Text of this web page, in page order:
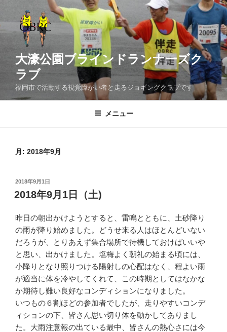
テ
ッ
大濠公園ブラインドランナーズク
ラブ
福岡市で活動する視覚障がい者と走るジョギングクラブです
メニュー
月: 2018年9月
投
稿
日:
2018年9月1日
2018年9月1日（土)
昨日の朝出かけようとすると、雷鳴とともに、土砂降り
の雨が降り始めました。どうせ来る人はほとんどいない
だろうが、とりあえず集合場所で待機しておけばいいや
と思い、出かけました。塩梅よく朝礼の始まる頃には、
小降りとなり照りつける陽射しの心配はなく、程よい雨
が適当に体を冷やしてくれて、この時期としてはなかな
か期待し難い良好なコンディションになりました。
いつもの６割ほどの参加者でしたが、走りやすいコンデ
ィションの下、皆さん思い切り体を動かしてありまし
た。大雨注意報の出ている最中、皆さんの熱心さには今